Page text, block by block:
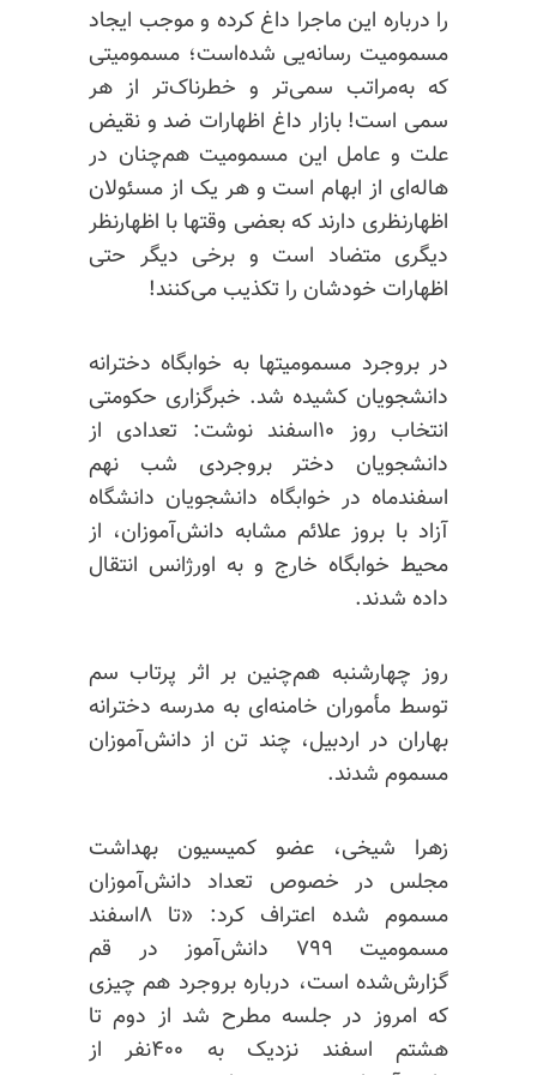
را درباره این ماجرا داغ کرده و موجب ایجاد
مسمومیت رسانه‌یی شده‌است؛ مسمومیتی
که به‌مراتب سمی‌تر و خطرناک‌تر از هر
سمی است! بازار داغ اظهارات ضد و نقیض
علت و عامل این مسمومیت هم‌چنان در
هاله‌ای از ابهام است و هر یک از مسئولان
اظهار‌نظری دارند که بعضی وقتها با اظهارنظر
دیگری متضاد است و برخی دیگر حتی
اظهارات خودشان را تکذیب می‌کنند!
در بروجرد مسمومیتها به خوابگاه دخترانه
دانشجویان کشیده شد. خبرگزاری حکومتی
انتخاب روز ۱۰اسفند نوشت: تعدادی از
دانشجویان دختر بروجردی شب نهم
اسفندماه در خوابگاه دانشجویان دانشگاه
آزاد با بروز علائم مشابه دانش‌آموزان، از
محیط خوابگاه خارج و به اورژانس انتقال
داده شدند.
روز چهارشنبه هم‌چنین بر اثر پرتاب سم
توسط مأموران خامنه‌ای به مدرسه دخترانه
بهاران در اردبیل، چند تن از دانش‌آموزان
مسموم شدند.
زهرا شیخی، عضو کمیسیون بهداشت
مجلس در خصوص تعداد دانش‌آموزان
مسموم شده اعتراف کرد: «تا ۸اسفند
مسمومیت ۷۹۹ دانش‌آموز در قم
گزارش‌شده است، درباره بروجرد هم چیزی
که امروز در جلسه مطرح شد از دوم تا
هشتم اسفند نزدیک به ۴۰۰نفر از